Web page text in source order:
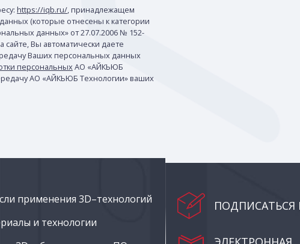
https://iqb.ru/, принадлежащем
(которые отнесены к категории
данных» от 27.07.2006 № 152-
Вы автоматически даете
Ваших персональных данных
персональныхАО «АЙКЬЮБ
АО «АЙКЬЮБ Технологии» ваших
применения 3D–технологий
и технологии
ПОДПИСАТЬСЯ